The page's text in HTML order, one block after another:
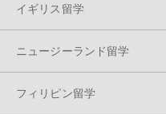
イギリス留学
ニュージーランド留学
フィリピン留学